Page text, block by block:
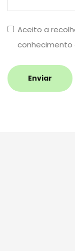
Aceito a
conhecimento
Enviar